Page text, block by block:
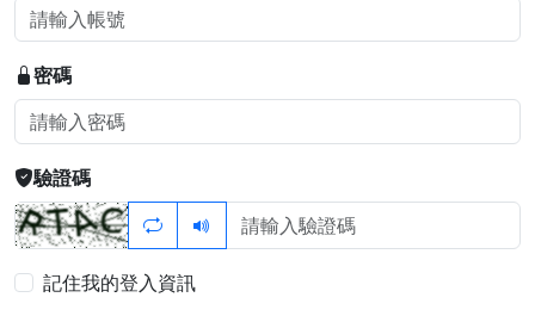
密碼
驗證碼
記住我的登入資訊